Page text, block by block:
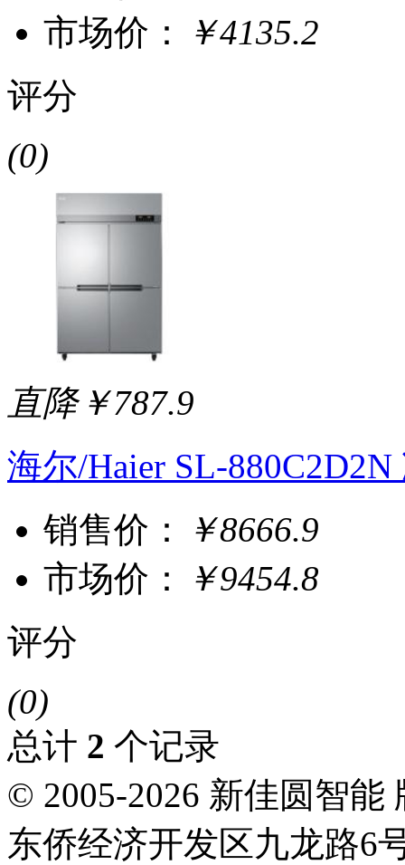
市场价：
￥4135.2
评分
(0)
直降￥787.9
海尔/Haier SL-
销售价：
￥8666.9
市场价：
￥9454.8
评分
(0)
总计 2 个记录
© 2005-2026 新佳圆智
东侨经济开发区九龙路6